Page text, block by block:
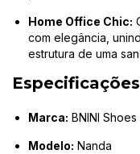
Home Office Chic:
com elegância,
estrutura de uma
Marca: BNINI Shoes
Modelo: Nanda